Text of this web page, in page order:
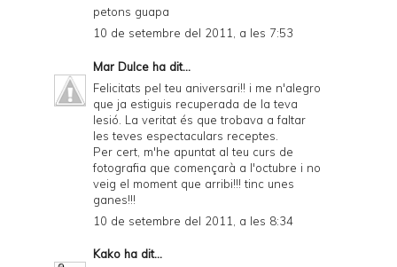
petons guapa
10 de setembre del 2011, a les 7:53
Mar Dulce ha dit...
Felicitats pel teu aniversari!! i me n'alegro
que ja estiguis recuperada de la teva
lesió. La veritat és que trobava a faltar
les teves espectaculars receptes.
Per cert, m'he apuntat al teu curs de
fotografia que començarà a l'octubre i no
veig el moment que arribi!!! tinc unes
ganes!!!
10 de setembre del 2011, a les 8:34
Kako ha dit...